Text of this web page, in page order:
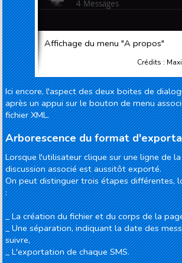
Affichage du menu "A propos"
Crédits :
Ici encore, l'aspect des deux boites de
après un appui sur le bouton de menu
fichier XML.
Arborescence du format
Lorsque l'utilisateur clique sur une ligne de
discussion associé est aussitôt exporté.
On peut distinguer trois étapes différentes,
:
_ La création du fichier et du corps de la
_ Une séparation, indiquant la date des
suivre,
_ L'exportation de chaque SMS.